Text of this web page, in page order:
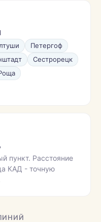
Петергоф
Сестрорецк
пункт. Расстояние
КАД - точную